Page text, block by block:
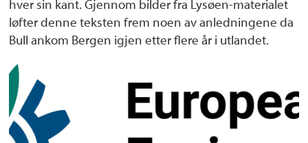
hver sin kant. Gjennom bilder fra Lysøen-materialet
løfter denne teksten frem noen av anledningene da
Bull ankom Bergen igjen etter flere år i utlandet.